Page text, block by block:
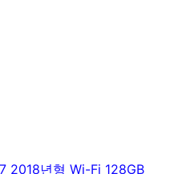
2018년형 Wi-Fi 128GB